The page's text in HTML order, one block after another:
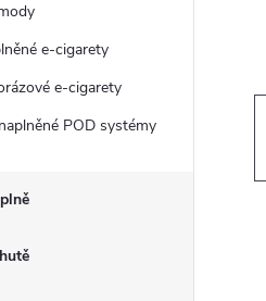
e-cigarety
e-cigarety
POD systémy